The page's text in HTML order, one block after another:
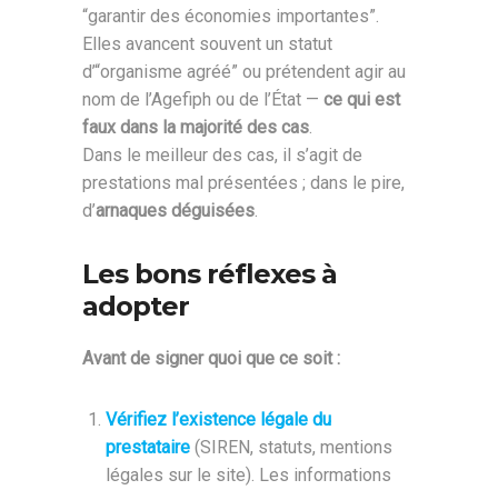
“garantir des économies importantes”.
Elles avancent souvent un statut
d’“organisme agréé” ou prétendent agir au
nom de l’Agefiph ou de l’État — ce qui est
faux dans la majorité des cas
Dans le meilleur des cas, il s’agit de
prestations mal présentées ; dans le pire,
d’arnaques déguisées
Les bons réflexes à
adopter
Avant de signer quoi que ce soit :
Vérifiez l’existence légale du
prestataire(SIREN, statuts, mentions
légales sur le site). Les informations